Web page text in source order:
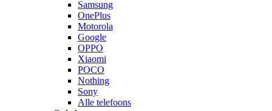
Samsung
OnePlus
Motorola
Google
OPPO
Xiaomi
POCO
Nothing
Sony
Alle telefoons